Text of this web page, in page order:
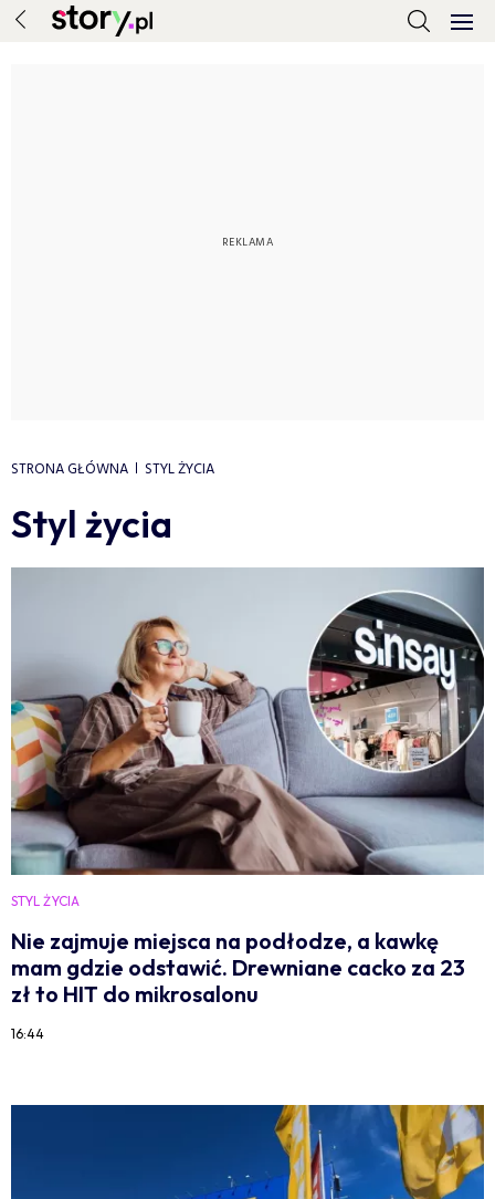
STRONA GŁÓWNA STYL ŻYCIA
Styl życia
STYL ŻYCIA
Nie zajmuje miejsca na podłodze, a kawkę
mam gdzie odstawić. Drewniane cacko za 23
zł to HIT do mikrosalonu
16:44